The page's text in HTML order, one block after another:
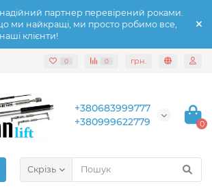
надійний партнер перевірений роками.
ми найкращі, ми просто робимо все,
клієнти!
0 0 грн.
+380683999777
+380999622779
0
Скрізь